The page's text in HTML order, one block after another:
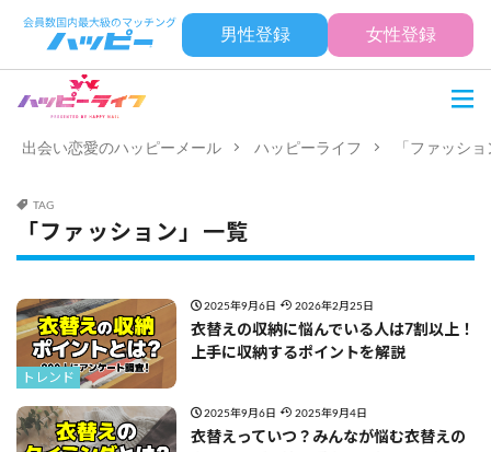
男性登録 女性登録
出会い恋愛のハッピーメール ハッピーライフ 「ファッシ
TAG
「ファッション」一覧
トレンド
2025年9月6日 2026年2月25日
衣替えの収納に悩んでいる人は7割以上！
上手に収納するポイントを解説
2025年9月6日 2025年9月4日
衣替えっていつ？みんなが悩む衣替えの